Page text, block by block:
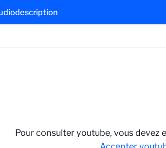
Pour consulter youtube, vous devez